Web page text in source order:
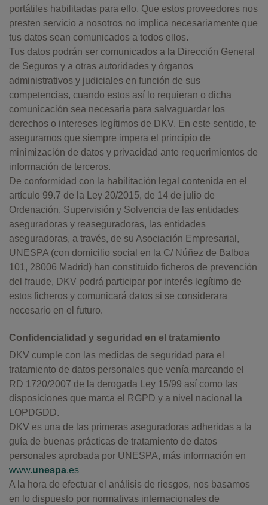
portátiles habilitadas para ello. Que estos proveedores nos
presten servicio a nosotros no implica necesariamente que
tus datos sean comunicados a todos ellos.
Tus datos podrán ser comunicados a la Dirección General
de Seguros y a otras autoridades y órganos
administrativos y judiciales en función de sus
competencias, cuando estos así lo requieran o dicha
comunicación sea necesaria para salvaguardar los
derechos o intereses legítimos de DKV. En este sentido, te
aseguramos que siempre impera el principio de
minimización de datos y privacidad ante requerimientos de
información de terceros.
De conformidad con la habilitación legal contenida en el
artículo 99.7 de la Ley 20/2015, de 14 de julio de
Ordenación, Supervisión y Solvencia de las entidades
aseguradoras y reaseguradoras, las entidades
aseguradoras, a través, de su Asociación Empresarial,
UNESPA (con domicilio social en la C/ Núñez de Balboa
101, 28006 Madrid) han constituido ficheros de prevención
del fraude, DKV podrá participar por interés legítimo de
estos ficheros y comunicará datos si se considerara
necesario en el futuro.
Confidencialidad y seguridad en el tratamiento
DKV cumple con las medidas de seguridad para el
tratamiento de datos personales que venía marcando el
RD 1720/2007 de la derogada Ley 15/99 así como las
disposiciones que marca el RGPD y a nivel nacional la
LOPDGDD.
DKV es una de las primeras aseguradoras adheridas a la
guía de buenas prácticas de tratamiento de datos
personales aprobada por UNESPA, más información en
www.unespa.es
A la hora de efectuar el análisis de riesgos, nos basamos
en lo dispuesto por normativas internacionales de